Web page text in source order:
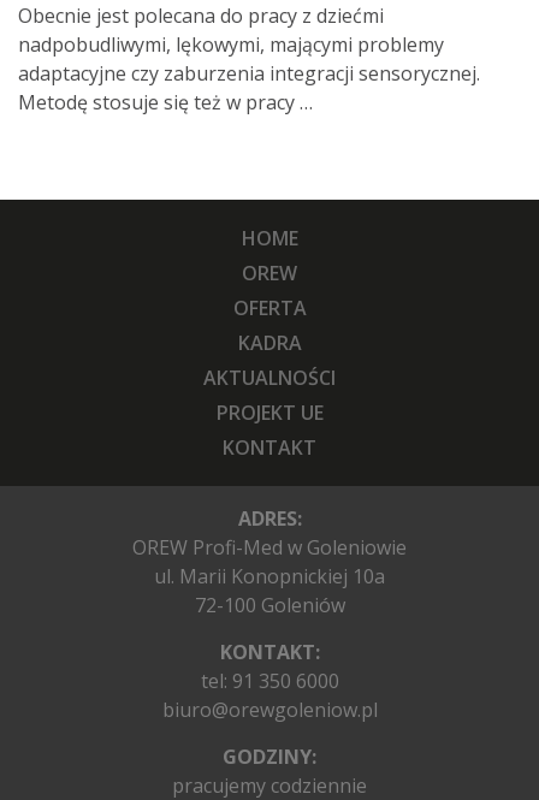
Obecnie jest polecana do pracy z dziećmi
nadpobudliwymi, lękowymi, mającymi problemy
adaptacyjne czy zaburzenia integracji sensorycznej.
Metodę stosuje się też w pracy …
HOME
OREW
OFERTA
KADRA
AKTUALNOŚCI
PROJEKT UE
KONTAKT
ADRES:
OREW Profi-Med w Goleniowie
ul. Marii Konopnickiej 10a
72-100 Goleniów
KONTAKT:
tel: 91 350 6000
biuro@orewgoleniow.pl
GODZINY:
pracujemy codziennie